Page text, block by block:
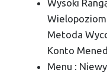
Wysoki
Metoda
Konto
Menu :